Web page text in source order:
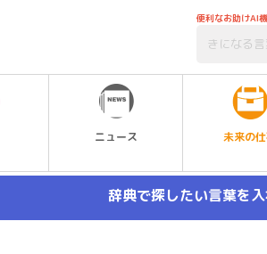
便利なお助けAI
ニュース 未来の
辞典で探したい言葉を